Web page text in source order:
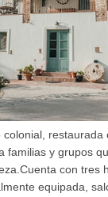
restaurada
familias y grupos
con tres
equipada,